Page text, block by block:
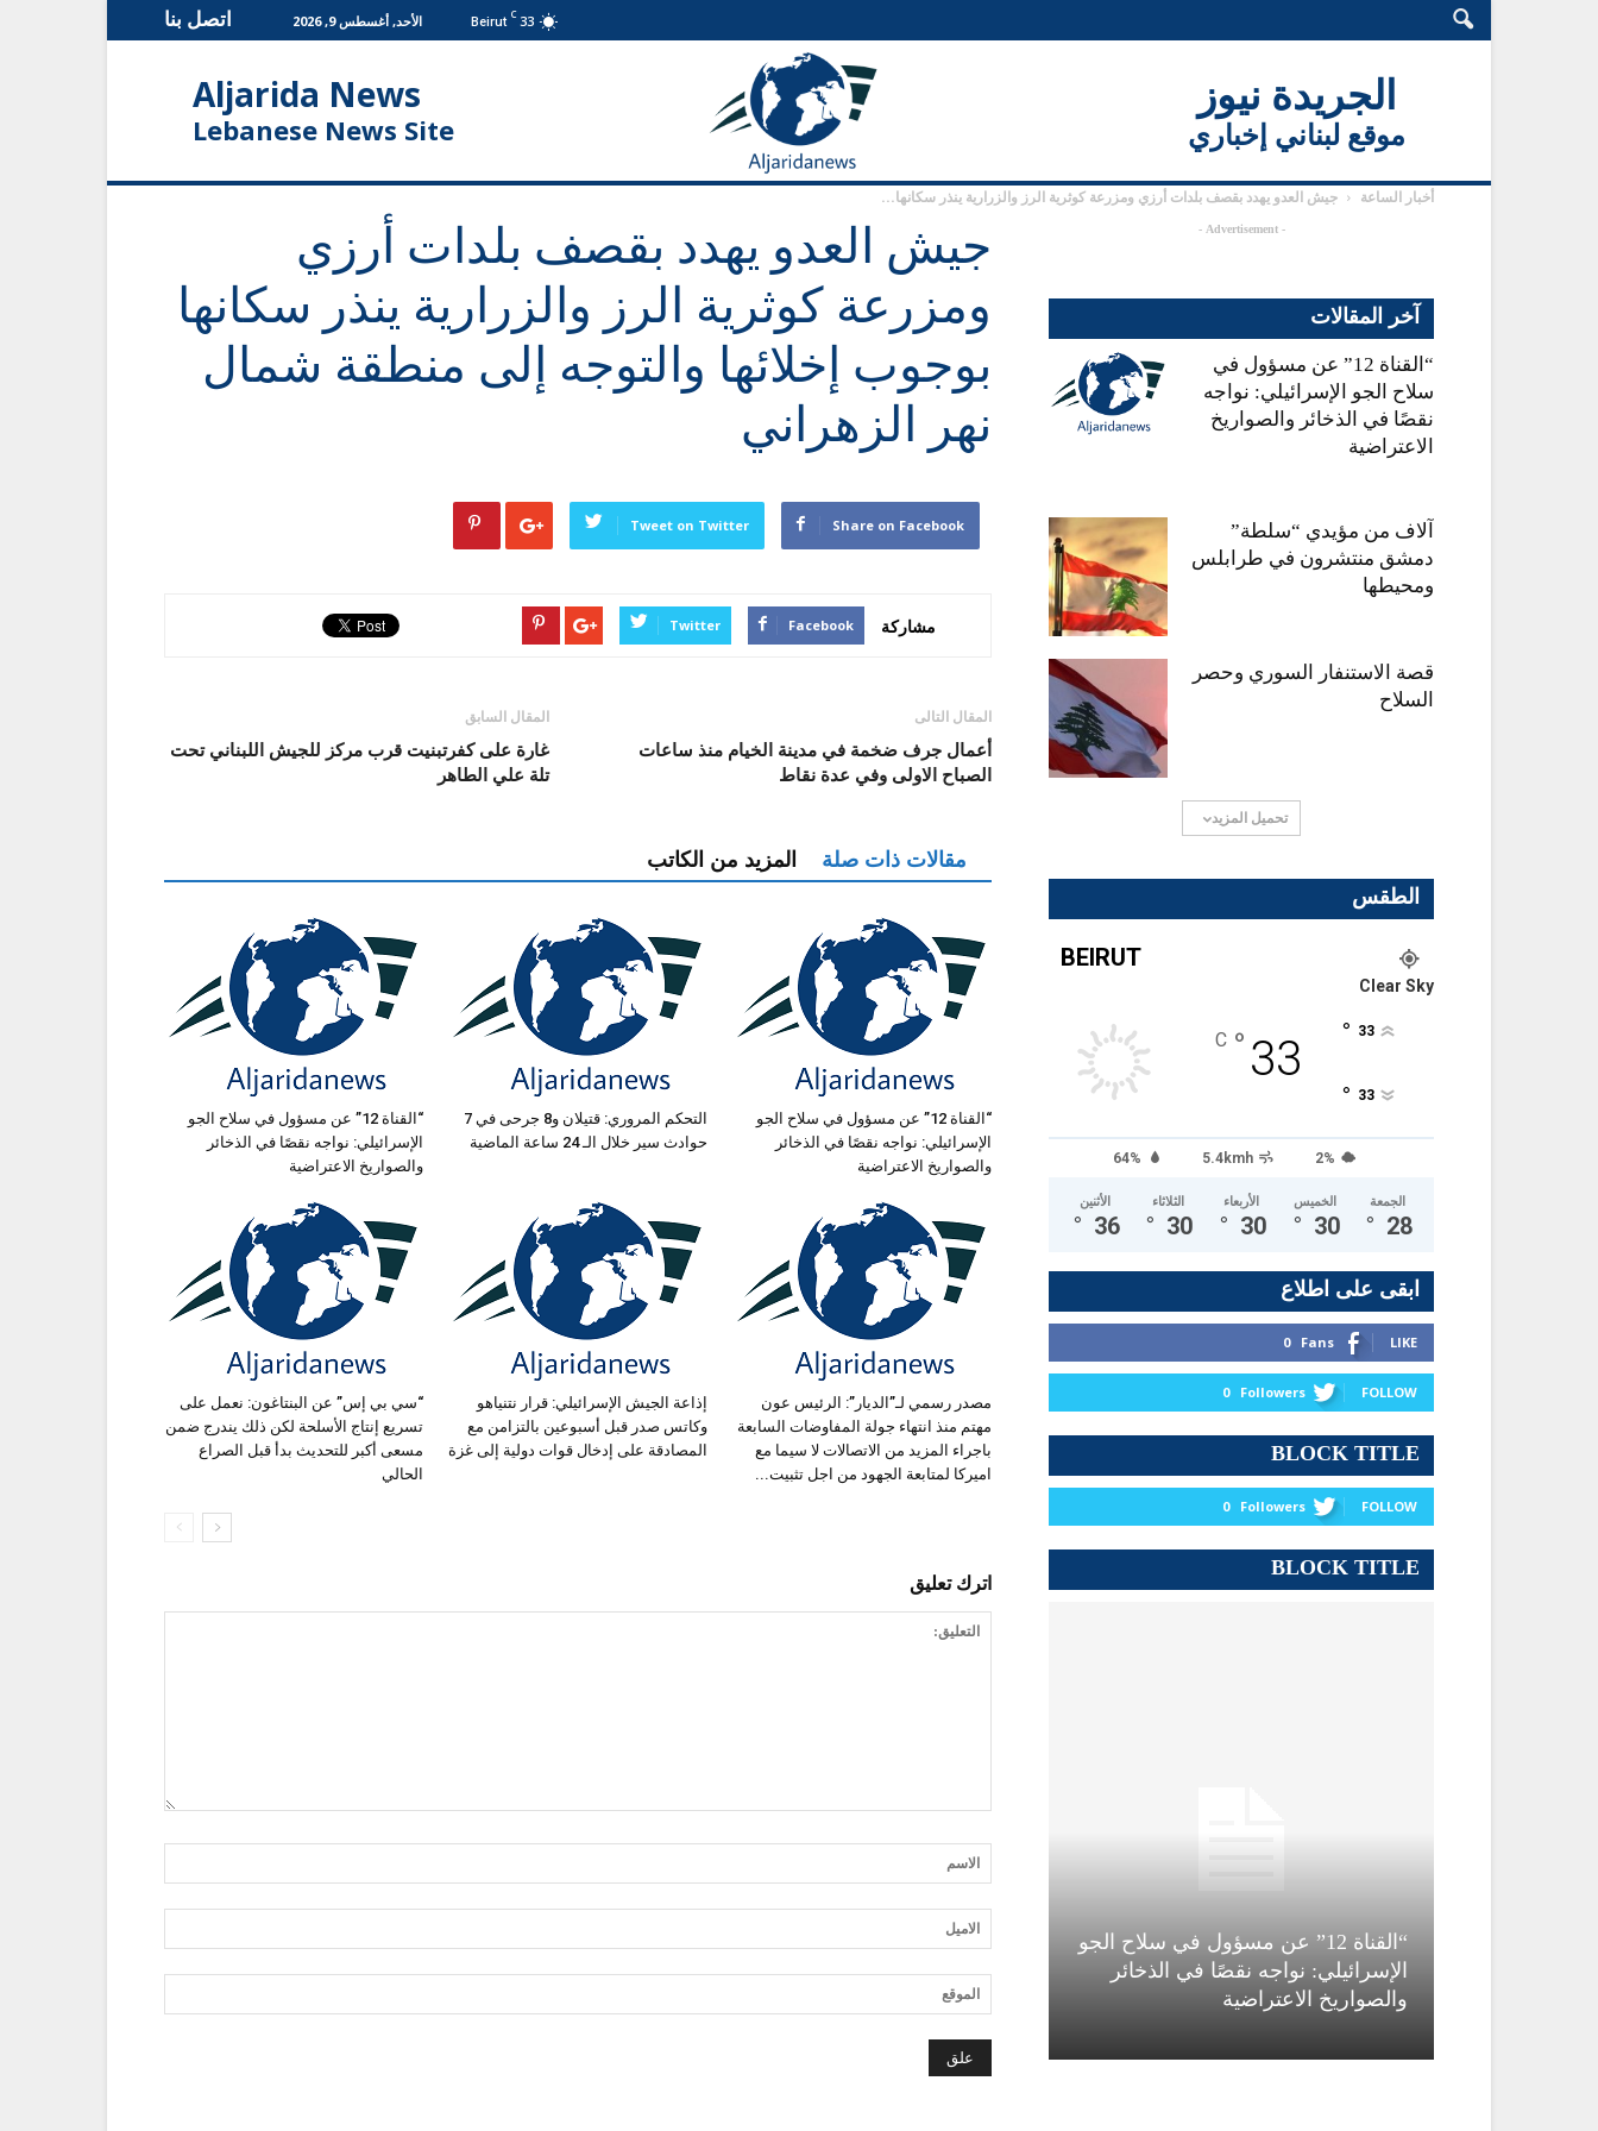
33
C
Beirut الأحد, أغسطس 9, 2026 اتصل بنا
Aljarida News
Lebanese News Site
الجريدة نيوز
موقع لبناني إخباري
أخبار الساعة جيش العدو يهدد بقصف بلدات أرزي ومزرعة كوثرية الرز والزرارية ينذر سكانها...
جيش العدو يهدد بقصف بلدات أرزي
ومزرعة كوثرية الرز والزرارية ينذر سكانها
بوجوب إخلائها والتوجه إلى منطقة شمال
نهر الزهراني
Share on Facebook
Tweet on Twitter
مشاركة Facebook
Twitter
المقال السابق
غارة على كفرتبنيت قرب مركز للجيش اللبناني تحت
تلة علي الطاهر
المقال التالى
أعمال جرف ضخمة في مدينة الخيام منذ ساعات
الصباح الاولى وفي عدة نقاط
مقالات ذات صلة المزيد من الكاتب
“القناة 12” عن مسؤول في سلاح الجو
الإسرائيلي: نواجه نقصًا في الذخائر
والصواريخ الاعتراضية
التحكم المروري: قتيلان و8 جرحى في 7
حوادث سير خلال الـ 24 ساعة الماضية
“القناة 12” عن مسؤول في سلاح الجو
الإسرائيلي: نواجه نقصًا في الذخائر
والصواريخ الاعتراضية
“سي بي إس” عن البنتاغون: نعمل على
تسريع إنتاج الأسلحة لكن ذلك يندرج ضمن
مسعى أكبر للتحديث بدأ قبل الصراع
الحالي
إذاعة الجيش الإسرائيلي: قرار نتنياهو
وكاتس صدر قبل أسبوعين بالتزامن مع
المصادقة على إدخال قوات دولية إلى غزة
مصدر رسمي لـ”الديار”: الرئيس عون
مهتم منذ انتهاء جولة المفاوضات السابعة
باجراء المزيد من الاتصالات لا سيما مع
اميركا لمتابعة الجهود من اجل تثبيت...
اترك تعليق
- Advertisement -
آخر المقالات
“القناة 12” عن مسؤول في
سلاح الجو الإسرائيلي: نواجه
نقصًا في الذخائر والصواريخ
الاعتراضية
آلاف من مؤيدي “سلطة”
دمشق منتشرون في طرابلس
ومحيطها
قصة الاستنفار السوري وحصر
السلاح
تحميل المزيد
الطقس
BEIRUT
Clear Sky
33
°
C 33
°
33
°
64% 5.4kmh 2%
الأثنين
36
°
الثلاثاء
30
°
الأربعاء
30
°
الخميس
30
°
الجمعة
28
°
ابقى على اطلاع
0 Fans LIKE
0 Followers FOLLOW
BLOCK TITLE
0 Followers FOLLOW
BLOCK TITLE
“القناة 12” عن مسؤول في سلاح الجو
الإسرائيلي: نواجه نقصًا في الذخائر
والصواريخ الاعتراضية